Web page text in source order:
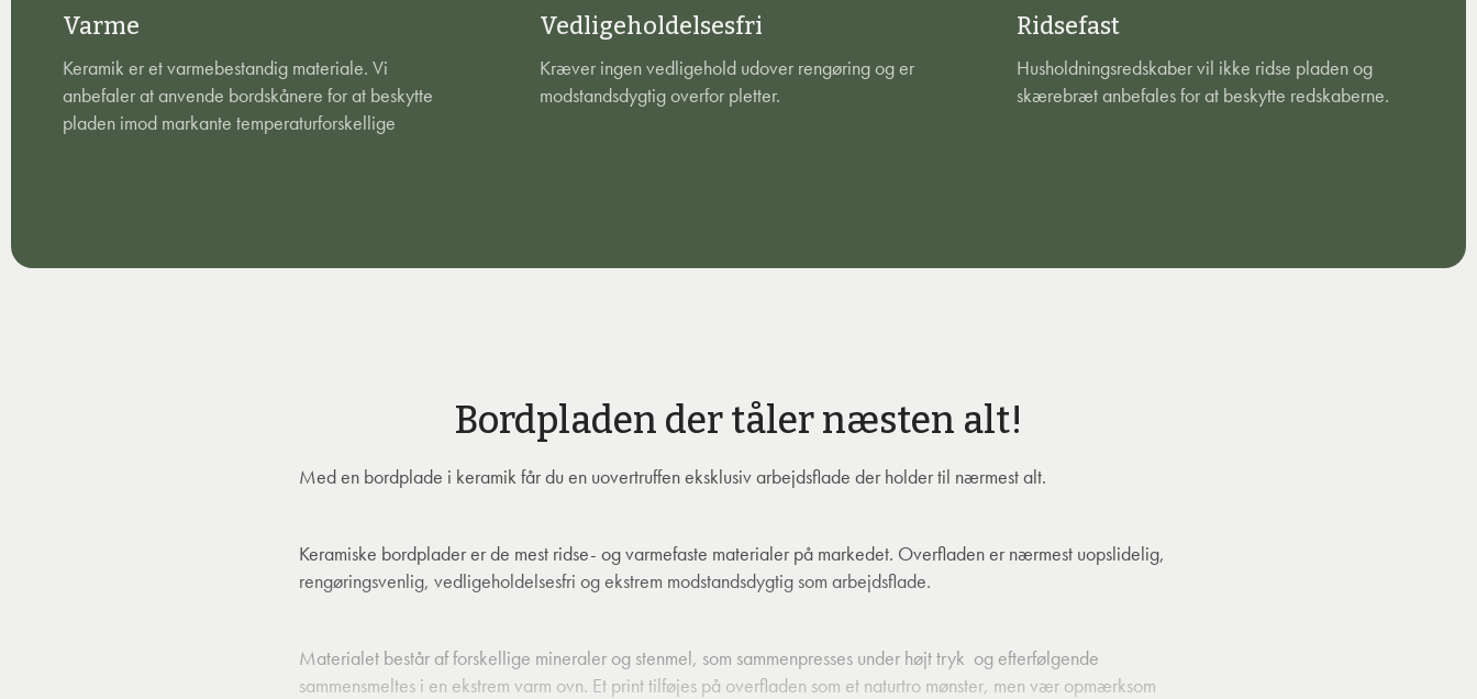
Varme
Keramik er et varmebestandig materiale. Vi
anbefaler at anvende bordskånere for at beskytte
pladen imod markante temperaturforskellige
Vedligeholdelsesfri
Kræver ingen vedligehold udover rengøring og er
modstandsdygtig overfor pletter.
Ridsefast
Husholdningsredskaber vil ikke ridse pladen og
skærebræt anbefales for at beskytte redskaberne.
Bordpladen der tåler næsten alt!
Med en bordplade i keramik får du en uovertruffen eksklusiv arbejdsflade der holder til nærmest alt.
Keramiske bordplader er de mest ridse- og varmefaste materialer på markedet. Overfladen er nærmest uopslidelig,
rengøringsvenlig, vedligeholdelsesfri og ekstrem modstandsdygtig som arbejdsflade.
Materialet består af forskellige mineraler og stenmel, som sammenpresses under højt tryk og efterfølgende
sammensmeltes i en ekstrem varm ovn. Et print tilføjes på overfladen som et naturtro mønster, men vær opmærksom